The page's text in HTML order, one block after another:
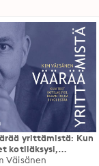
yrittämistä: Kun
kotiläksysi,
ei voi estää
Väisänen